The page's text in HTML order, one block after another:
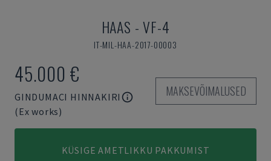
HAAS -VF-4
IT-MIL-HAA-2017-00003
45.000 €
GINDUMACI HINNAKIRI
(Ex works)
MAKSEVÕIMALUSED
KÜSIGE AMETLIKKU PAKKUMIST